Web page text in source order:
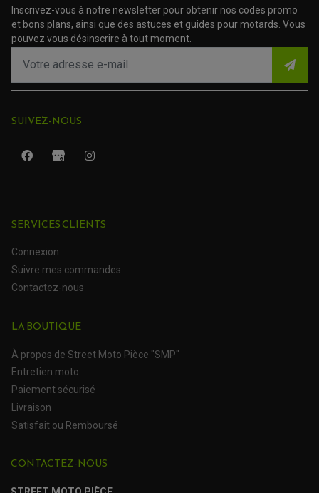
ACCESSOIRE MOTO APRILIA
ACCESSOIRE MOTO BMW
ACCESSOIRE MOTO DUCATI
ACCESSOIRE MOTO KTM
ACCESSOIRE MOTO SUZUKI
ACCESSOIRE MOTO TRIUMPH
ACCESSOIRE MOTO YAMAHA
ROULEMENT DE COLONNE DE DIRECTION
ROULEMENTS DE ROUES
PROTECTION QUAD / SSV
BUMPERS, NERF-BARS ET GRAB BAR QUAD
PARE-BRISE, TOIT ET PORTES SSV
ARBRE DE ROUE QUAD
CARDAN COMPLET
SOUFFLET DE CARDANS
PLASTIQUES HUSQVARNA
PLASTIQUES KAWASAKI
PLASTIQUES KTM
PLASTIQUES SUZUKI
PROTECTION MOTOCROSS ET ENDURO
PROTÈGE-MAINS
PROTECTION DE FOURCHE
Inscrivez-vous à notre newsletter pour obtenir nos codes promo
et bons plans, ainsi que des astuces et guides pour motards. Vous
pouvez vous désinscrire à tout moment.
SUIVEZ-NOUS
SERVICES CLIENTS
Connexion
Suivre mes commandes
Contactez-nous
LA BOUTIQUE
À propos de Street Moto Pièce "SMP"
Entretien moto
Paiement sécurisé
Livraison
Satisfait ou Remboursé
CONTACTEZ-NOUS